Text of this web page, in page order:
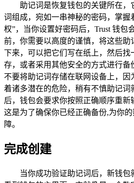
助记词是恢复钱包的关键所在，
词组成，宛如一串神秘的密码，掌握
权”，当你设置好密码后，Trust 钱包
前，你需要以高度的谨慎，将这些助
下来，可以把它们写在纸上，然后找
存，或者采用其他安全的方式进行备
不要将助记词存储在联网设备上，因
着诸多潜在的危险，稍有不慎助记词
后，钱包会要求你按照正确顺序重新
这是为了确保你已经正确备份,为你
障。
完成创建
当你成功验证助记词后，新钱